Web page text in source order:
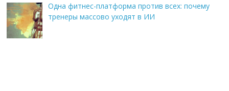
Одна фитнес-платформа против всех: почему
тренеры массово уходят в ИИ